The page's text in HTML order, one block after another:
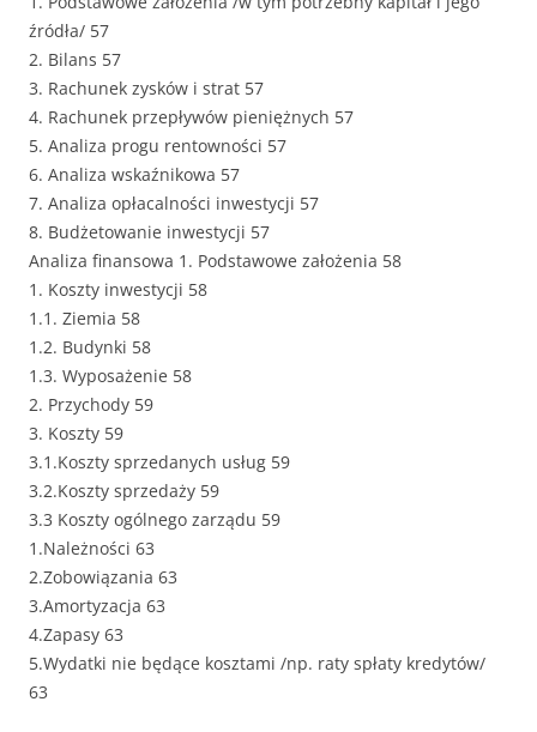
źródła/ 57
2. Bilans 57
3. Rachunek zysków i strat 57
4. Rachunek przepływów pieniężnych 57
5. Analiza progu rentowności 57
6. Analiza wskaźnikowa 57
7. Analiza opłacalności inwestycji 57
8. Budżetowanie inwestycji 57
Analiza finansowa 1. Podstawowe założenia 58
1. Koszty inwestycji 58
1.1. Ziemia 58
1.2. Budynki 58
1.3. Wyposażenie 58
2. Przychody 59
3. Koszty 59
3.1.Koszty sprzedanych usług 59
3.2.Koszty sprzedaży 59
3.3 Koszty ogólnego zarządu 59
1.Należności 63
2.Zobowiązania 63
3.Amortyzacja 63
4.Zapasy 63
5.Wydatki nie będące kosztami /np. raty spłaty kredytów/
63